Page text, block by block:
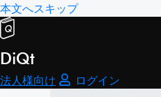
本文へスキップ
DiQt
法人様向け
ログイン